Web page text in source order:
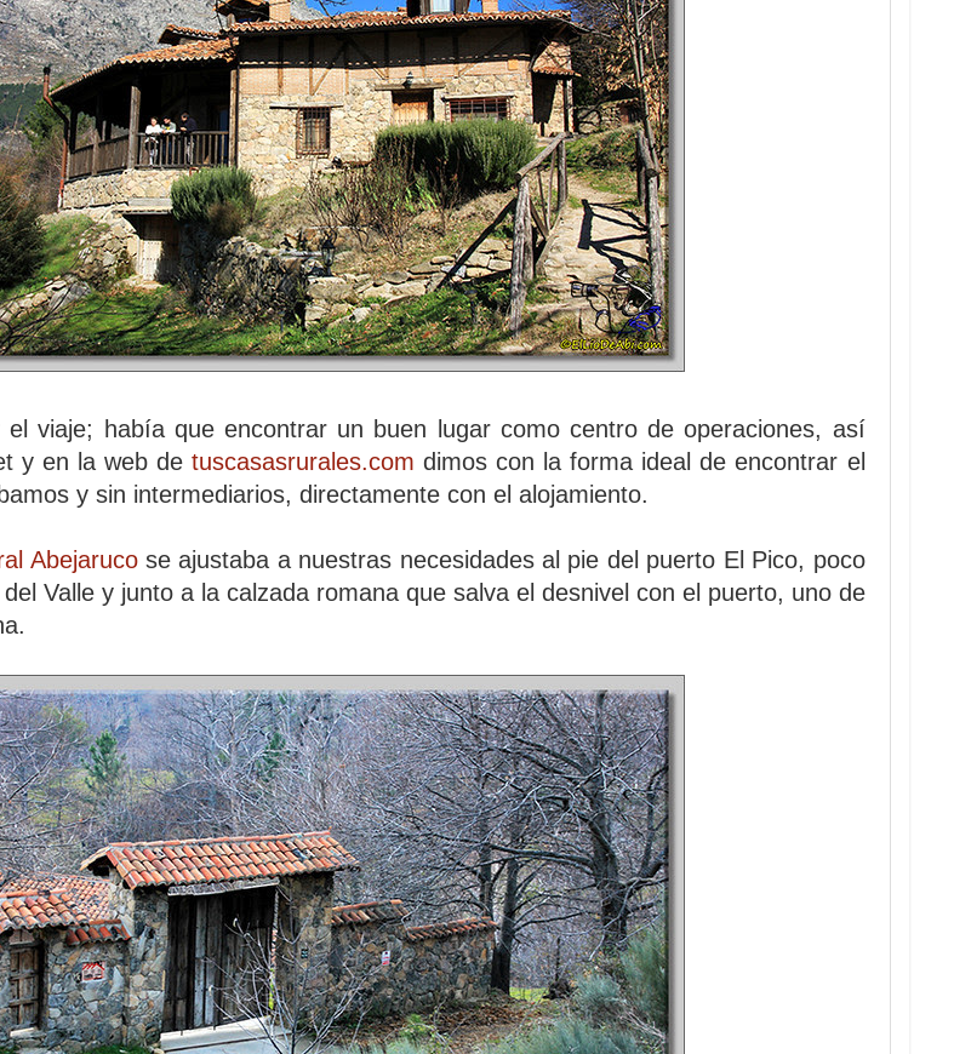
el viaje; había que encontrar un buen lugar como centro de operaciones, así
y en la web detuscasasrurales.com dimos con la forma ideal de encontrar el
y sin intermediarios, directamente con el alojamiento.
Abejarucose ajustaba a nuestras necesidades al pie del puerto El Pico, poco
Valle y junto a la calzada romana que salva el desnivel con el puerto, uno de